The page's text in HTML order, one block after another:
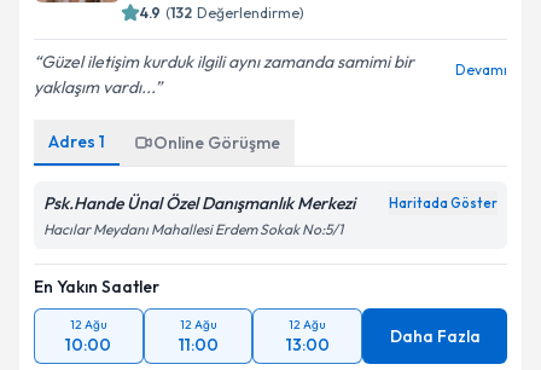
4.9 (132 Değerlendirme)
Güzel iletişim kurduk ilgili aynı zamanda samimi bir
yaklaşım vardı...
Devamı
Adres 1 Online Görüşme
Psk.Hande Ünal Özel Danışmanlık Merkezi Haritada Göster
Hacılar Meydanı Mahallesi Erdem Sokak No:5/1
En Yakın Saatler
12 Ağu
10:00
12 Ağu
11:00
12 Ağu
13:00 Daha Fazla